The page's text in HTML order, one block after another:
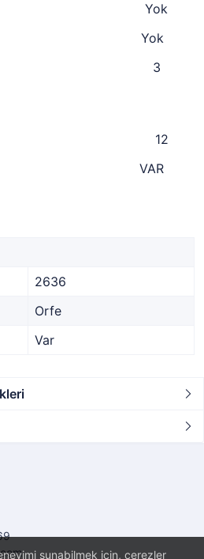
sunabilmek için, çerezler
12
VAR
2636
Orfe
Var